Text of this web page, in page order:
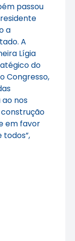
passou
a
A
Lígia
do
Congresso,
nos
em favor